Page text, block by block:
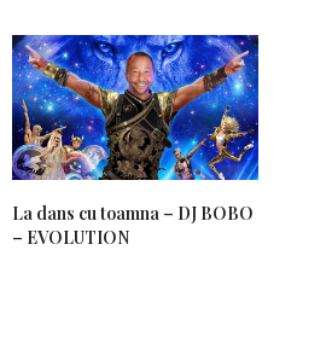
La dans cu toamna – DJ BOBO
– EVOLUTION